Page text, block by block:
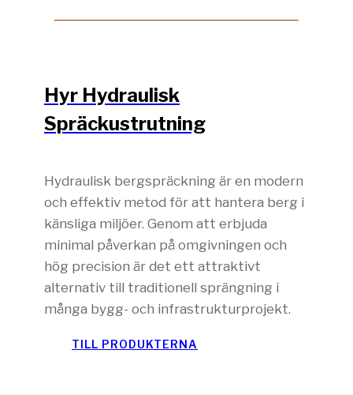
Hyr Hydraulisk
Spräckustrutning
Hydraulisk bergspräckning är en modern
och effektiv metod för att hantera berg i
känsliga miljöer. Genom att erbjuda
minimal påverkan på omgivningen och
hög precision är det ett attraktivt
alternativ till traditionell sprängning i
många bygg- och infrastrukturprojekt.
TILL PRODUKTERNA